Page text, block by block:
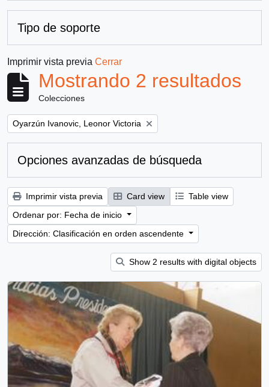
Tipo de soporte
Imprimir vista previa Cerrar
Mostrando 2 resultados
Colecciones
Remove filter:
Oyarzún Ivanovic, Leonor Victoria
Opciones avanzadas de búsqueda
Imprimir vista previa Card view
Table view
Ordenar por: Fecha de inicio
Dirección: Clasificación en orden ascendente
Show 2 results with digital objects